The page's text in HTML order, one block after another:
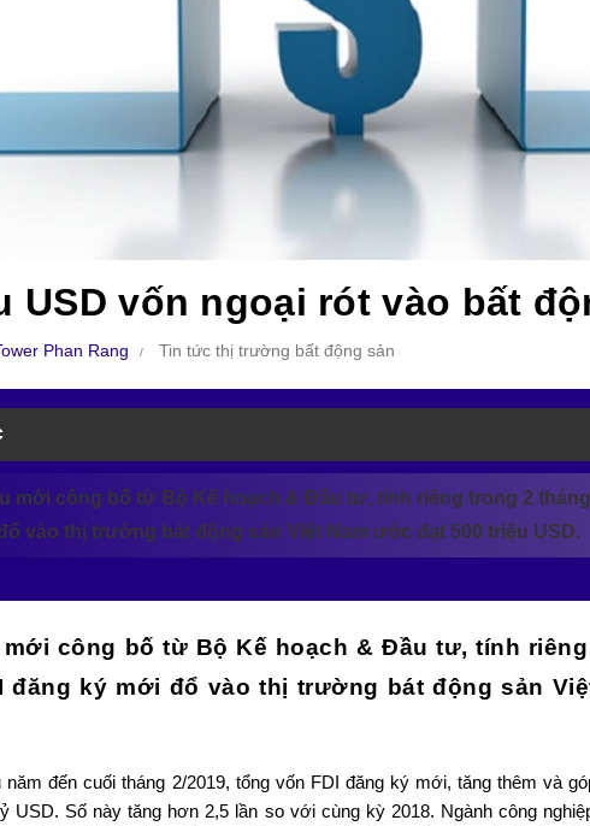
USD vốn ngoại rót vào bất
Phan Rang Tin tức thị trường bất động sản
mới công bố từ Bộ Kế hoạch & Đầu tư, tính riêng trong 2
vào thị trường bát động sản Việt Nam ước đạt 500 triệu USD.
công bố từ Bộ Kế hoạch & Đầu tư, tính
đăng ký mới đổ vào thị trường bát động sản
đến cuối tháng 2/2019, tổng vốn FDI đăng ký mới, tăng thêm và
USD. Số này tăng hơn 2,5 lần so với cùng kỳ 2018. Ngành công